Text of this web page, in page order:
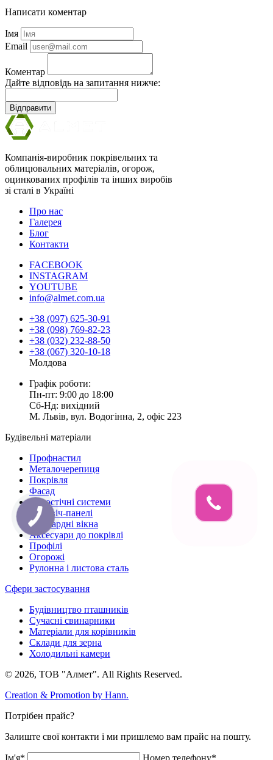
Написати коментар
Імя
Email
Коментар
Дайте відповідь на запитання нижче:
Відправити
Компанія-виробник покрівельних та
облицювальних матеріалів, огорож,
оцинкованих профілів та інших виробів
зі сталі в Україні
Про нас
Галерея
Блог
Контакти
FACEBOOK
INSTAGRAM
YOUTUBE
info@almet.com.ua
+38 (097) 625-30-91
+38 (098) 769-82-23
+38 (032) 232-88-50
+38 (067) 320-10-18
Молдова
Графік роботи:
Пн-пт: 9:00 до 18:00
Сб-Нд: вихідний
М. Львів, вул. Водогінна, 2, офіс 223
Будівельні матеріали
Профнастил
Металочерепиця
Покрівля
Фасад
Водостічні системи
Сендвіч-панелі
Мансардні вікна
Аксесуари до покрівлі
Профілі
Огорожі
Рулонна і листова сталь
Сфери застосування
Будівництво пташників
Сучасні свинарники
Матеріали для корівників
Склади для зерна
Холодильні камери
© 2026, ТОВ "Алмет". All Rights Reserved.
Creation & Promotion by Hann.
Потрібен прайс?
Залиште свої контакти і ми пришлемо вам прайс на пошту.
Ім'я* Номер телефону*